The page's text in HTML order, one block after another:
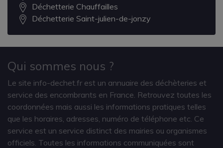
Déchetterie Chauffailles
Déchetterie Saint-julien-de-jonzy
Qui sommes nous ?
Le site info-dechet.fr est un annuaire des déchèteries et
service des encombrants en France. Retrouvez toutes les
coordonnées mais aussi les informations pratiques telles
que les horaires, adresses, numéro de téléphone etc. Ce
service est un service distinct des mairies ou organismes
officiels. Toutes les informations communiquées sont